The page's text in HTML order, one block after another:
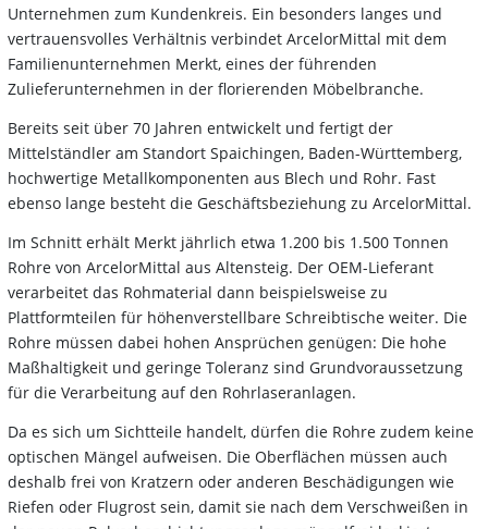
Unternehmen zum Kundenkreis. Ein besonders langes und
vertrauensvolles Verhältnis verbindet ArcelorMittal mit dem
Familienunternehmen Merkt, eines der führenden
Zulieferunternehmen in der florierenden Möbelbranche.
Bereits seit über 70 Jahren entwickelt und fertigt der
Mittelständler am Standort Spaichingen, Baden-Württemberg,
hochwertige Metallkomponenten aus Blech und Rohr. Fast
ebenso lange besteht die Geschäftsbeziehung zu ArcelorMittal.
Im Schnitt erhält Merkt jährlich etwa 1.200 bis 1.500 Tonnen
Rohre von ArcelorMittal aus Altensteig. Der OEM-Lieferant
verarbeitet das Rohmaterial dann beispielsweise zu
Plattformteilen für höhenverstellbare Schreibtische weiter. Die
Rohre müssen dabei hohen Ansprüchen genügen: Die hohe
Maßhaltigkeit und geringe Toleranz sind Grundvoraussetzung
für die Verarbeitung auf den Rohrlaseranlagen.
Da es sich um Sichtteile handelt, dürfen die Rohre zudem keine
optischen Mängel aufweisen. Die Oberflächen müssen auch
deshalb frei von Kratzern oder anderen Beschädigungen wie
Riefen oder Flugrost sein, damit sie nach dem Verschweißen in